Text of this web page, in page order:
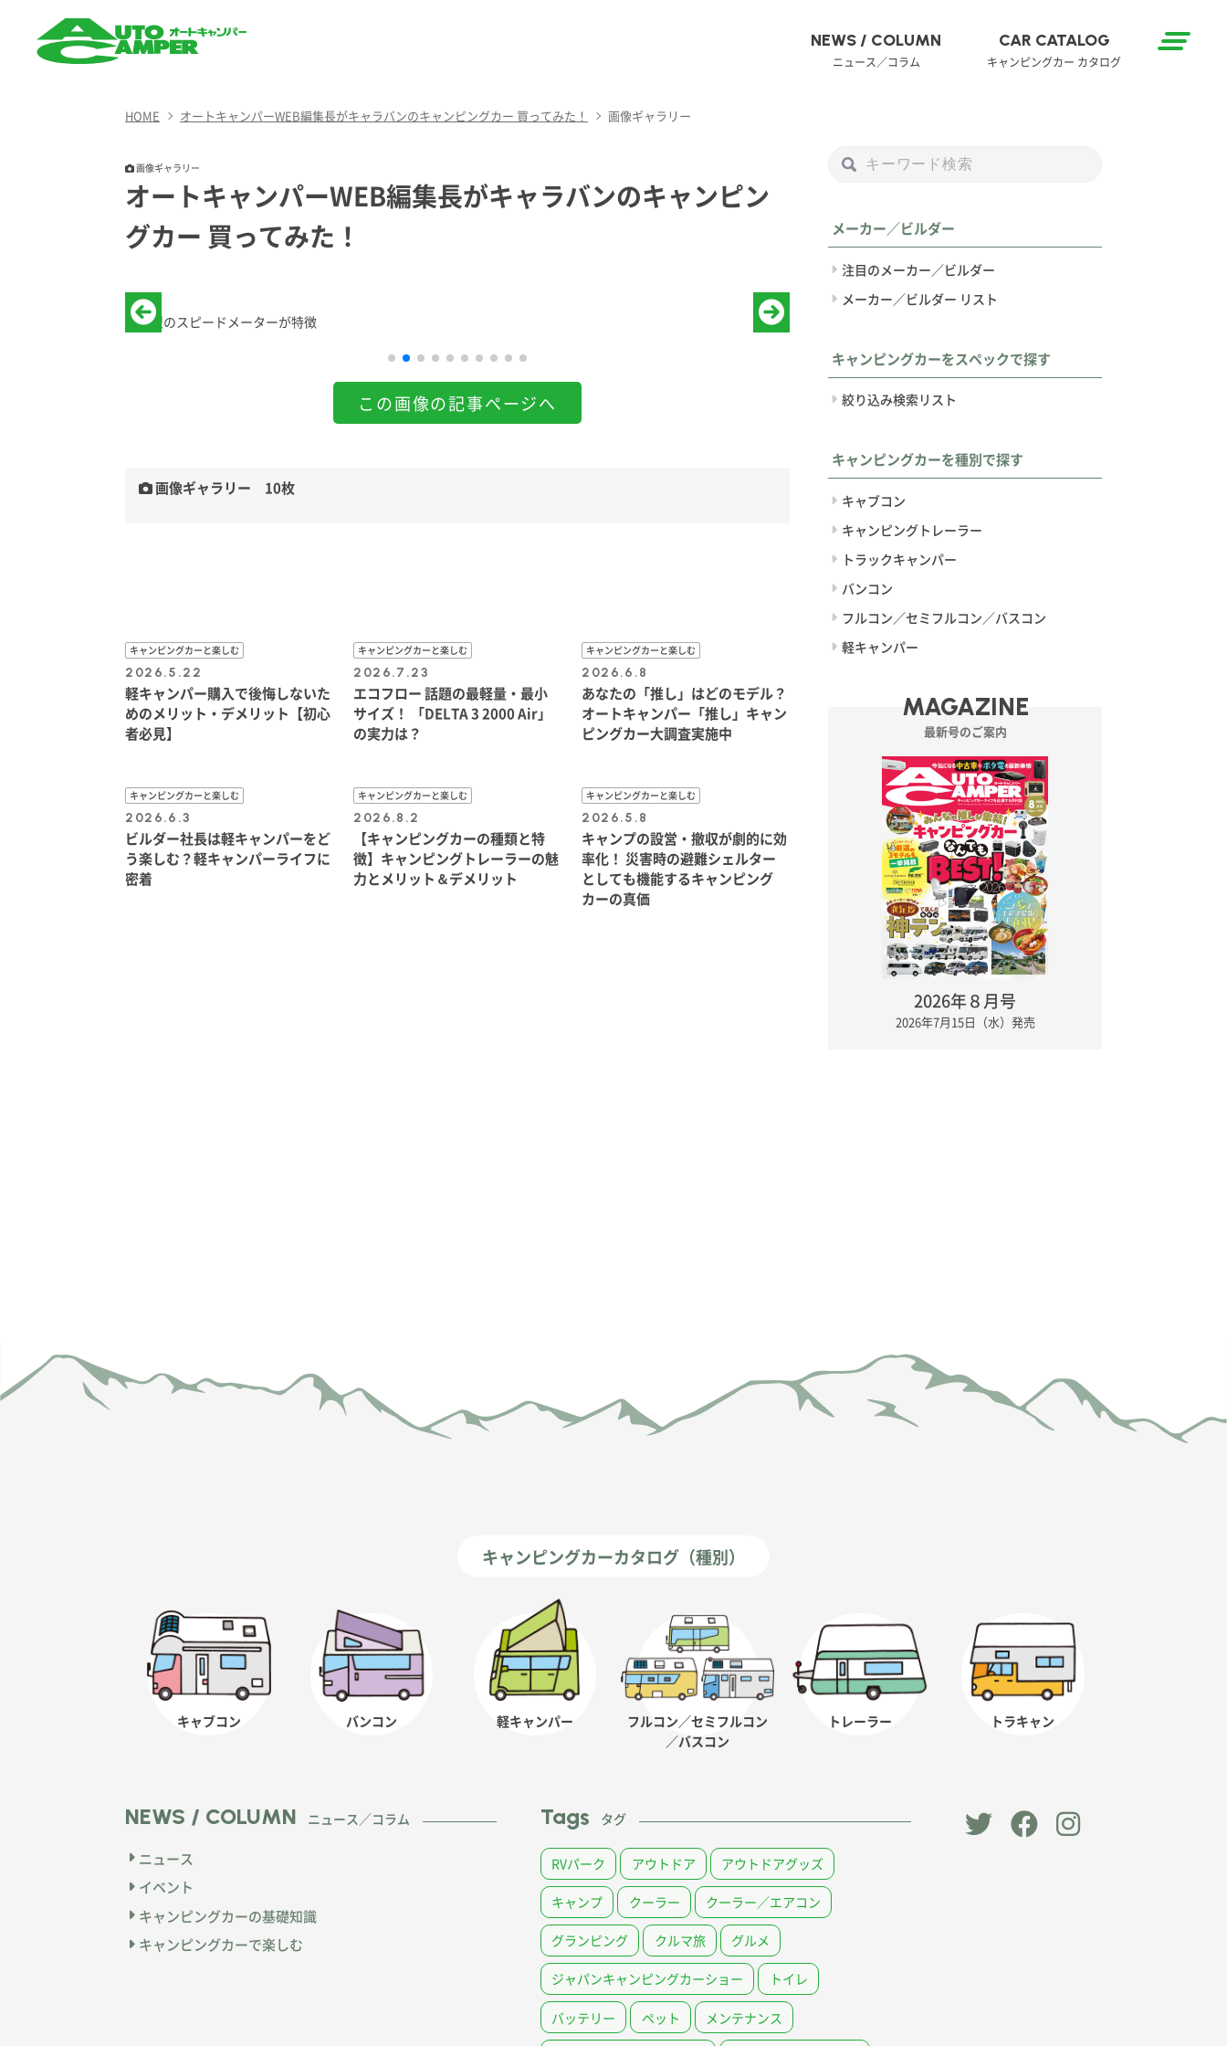
キャンパー）
NEWS / COLUMN
ニュース／コラム
CAR CATALOG
キャンピングカー カタログ
HOME オートキャンパーWEB編集長がキャラバンのキャンピングカー 買ってみた！ 画像ギャラリー
画像ギャラリー
オートキャンパーWEB編集長がキャラバンのキャンピン
グカー 買ってみた！
扇型のスピードメーターが特徴
アンダーボディが塗り分けられたエクステリアが個性を主張（前オーナ
この画像の記事ページへ
画像ギャラリー 10枚
キャンピングカーと楽しむ
2026.5.22
軽キャンパー購入で後悔しないた
めのメリット・デメリット【初心
者必見】
キャンピングカーと楽しむ
2026.7.23
エコフロー 話題の最軽量・最小
サイズ！ 「DELTA 3 2000 Air」
の実力は？
キャンピングカーと楽しむ
2026.6.8
あなたの「推し」はどのモデル？
オートキャンパー「推し」キャン
ピングカー大調査実施中
キャンピングカーと楽しむ
2026.6.3
ビルダー社長は軽キャンパーをど
う楽しむ？軽キャンパーライフに
密着
キャンピングカーと楽しむ
2026.8.2
【キャンピングカーの種類と特
徴】キャンピングトレーラーの魅
力とメリット＆デメリット
キャンピングカーと楽しむ
2026.5.8
キャンプの設営・撤収が劇的に効
率化！ 災害時の避難シェルター
としても機能するキャンピング
カーの真価
メーカー／ビルダー
注目のメーカー／ビルダー
メーカー／ビルダー リスト
キャンピングカーをスペックで探す
絞り込み検索リスト
キャンピングカーを種別で探す
キャブコン
キャンピングトレーラー
トラックキャンパー
バンコン
フルコン／セミフルコン／バスコン
軽キャンパー
MAGAZINE
最新号のご案内
2026年８月号
2026年7月15日（水）発売
キャンピングカーカタログ（種別）
キャブコン バンコン 軽キャンパー
フルコン／セミフルコン
／バスコン
トレーラー トラキャン
NEWS / COLUMN ニュース／コラム
ニュース
イベント
キャンピングカーの基礎知識
キャンピングカーで楽しむ
Tags タグ
RVパーク アウトドア アウトドアグッズ
キャンプ クーラー クーラー／エアコン
グランピング クルマ旅 グルメ
ジャパンキャンピングカーショー トイレ
バッテリー ペット メンテナンス